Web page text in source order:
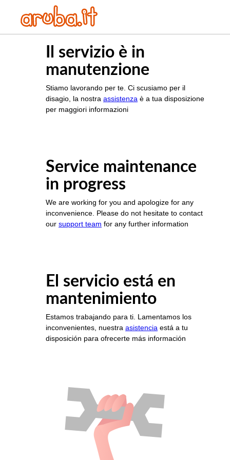
Il servizio è in
manutenzione
Stiamo lavorando per te. Ci scusiamo per il
disagio, la nostra assistenza è a tua disposizione
per maggiori informazioni
Service maintenance
in progress
We are working for you and apologize for any
inconvenience. Please do not hesitate to contact
our support team for any further information
El servicio está en
mantenimiento
Estamos trabajando para ti. Lamentamos los
inconvenientes, nuestra asistencia está a tu
disposición para ofrecerte más información